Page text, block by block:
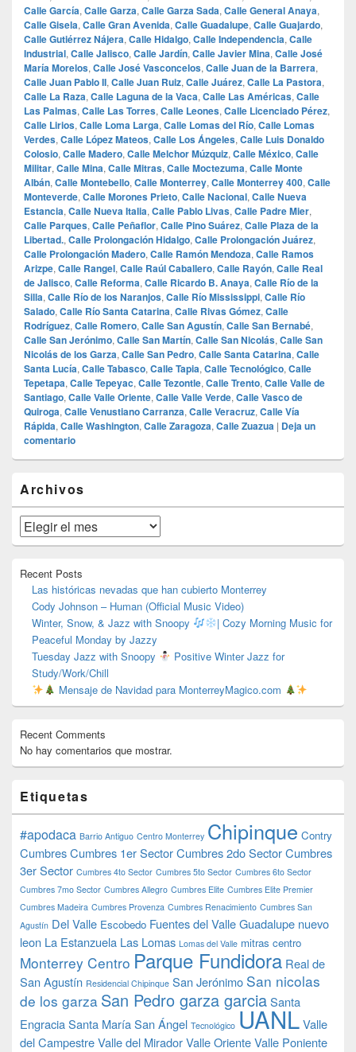
Calle García, Calle Garza, Calle Garza Sada, Calle General Anaya,
Calle Gisela, Calle Gran Avenida, Calle Guadalupe, Calle Guajardo,
Calle Gutiérrez Nájera, Calle Hidalgo, Calle Independencia, Calle
Industrial, Calle Jalisco, Calle Jardín, Calle Javier Mina, Calle José
María Morelos, Calle José Vasconcelos, Calle Juan de la Barrera,
Calle Juan Pablo II, Calle Juan Ruiz, Calle Juárez, Calle La Pastora,
Calle La Raza, Calle Laguna de la Vaca, Calle Las Américas, Calle
Las Palmas, Calle Las Torres, Calle Leones, Calle Licenciado Pérez,
Calle Lirios, Calle Loma Larga, Calle Lomas del Río, Calle Lomas
Verdes, Calle López Mateos, Calle Los Ángeles, Calle Luis Donaldo
Colosio, Calle Madero, Calle Melchor Múzquiz, Calle México, Calle
Militar, Calle Mina, Calle Mitras, Calle Moctezuma, Calle Monte
Albán, Calle Montebello, Calle Monterrey, Calle Monterrey 400, Calle
Monteverde, Calle Morones Prieto, Calle Nacional, Calle Nueva
Estancia, Calle Nueva Italia, Calle Pablo Livas, Calle Padre Mier,
Calle Parques, Calle Peñaflor, Calle Pino Suárez, Calle Plaza de la
Libertad., Calle Prolongación Hidalgo, Calle Prolongación Juárez,
Calle Prolongación Madero, Calle Ramón Mendoza, Calle Ramos
Arizpe, Calle Rangel, Calle Raúl Caballero, Calle Rayón, Calle Real
de Jalisco, Calle Reforma, Calle Ricardo B. Anaya, Calle Río de la
Silla, Calle Río de los Naranjos, Calle Río Mississippi, Calle Río
Salado, Calle Río Santa Catarina, Calle Rivas Gómez, Calle
Rodríguez, Calle Romero, Calle San Agustín, Calle San Bernabé,
Calle San Jerónimo, Calle San Martín, Calle San Nicolás, Calle San
Nicolás de los Garza, Calle San Pedro, Calle Santa Catarina, Calle
Santa Lucía, Calle Tabasco, Calle Tapia, Calle Tecnológico, Calle
Tepetapa, Calle Tepeyac, Calle Tezontle, Calle Trento, Calle Valle de
Santiago, Calle Valle Oriente, Calle Valle Verde, Calle Vasco de
Quiroga, Calle Venustiano Carranza, Calle Veracruz, Calle Vía
Rápida, Calle Washington, Calle Zaragoza, Calle Zuazua | Deja un
comentario
área
de
widget
barra
lateral
Archivos
Archivos
Recent Posts
Las históricas nevadas que han cubierto Monterrey
Cody Johnson – Human (Official Music Video)
Winter, Snow, & Jazz with Snoopy
| Cozy Morning Music for
Peaceful Monday by Jazzy
Tuesday Jazz with Snoopy
Positive Winter Jazz for
Study/Work/Chill
Mensaje de Navidad para MonterreyMagico.com
Recent Comments
No hay comentarios que mostrar.
Etiquetas
#apodaca Barrio Antiguo Centro Monterrey Chipinque Contry
CumbresCumbres 1er SectorCumbres 2do SectorCumbres
3er Sector Cumbres 4to Sector Cumbres 5to Sector Cumbres 6to Sector
Cumbres 7mo Sector Cumbres Allegro Cumbres Elite Cumbres Elite Premier
Cumbres Madeira Cumbres Provenza Cumbres Renacimiento Cumbres San
Agustín Del Valle Escobedo Fuentes del ValleGuadalupe nuevo
leon La Estanzuela Las Lomas Lomas del Valle mitras centro
Monterrey Centro Parque Fundidora Real de
San Agustín Residencial Chipinque San Jerónimo San nicolas
de los garza San Pedro garza garciaSanta
EngraciaSanta MaríaSan Ángel Tecnológico UANLValle
del CampestreValle del MiradorValle OrienteValle Poniente